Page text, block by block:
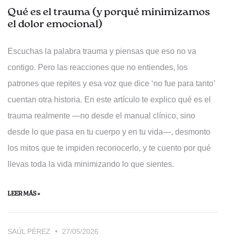
Qué es el trauma (y porqué minimizamos
el dolor emocional)
Escuchas la palabra trauma y piensas que eso no va
contigo. Pero las reacciones que no entiendes, los
patrones que repites y esa voz que dice ‘no fue para tanto’
cuentan otra historia. En este artículo te explico qué es el
trauma realmente —no desde el manual clínico, sino
desde lo que pasa en tu cuerpo y en tu vida—, desmonto
los mitos que te impiden reconocerlo, y te cuento por qué
llevas toda la vida minimizando lo que sientes.
LEER MÁS »
SAÚL PÉREZ 27/05/2026